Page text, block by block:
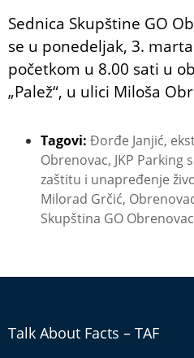
Sednica Skupštine GO
se u ponedeljak, 3.
početkom u 8.00 sati u
„Palež“, u ulici Miloša
Tagovi: Đorđe Janjić,
Obrenovac, JKP Parking
zaštitu i unapređenje
Milorad Grčić,
Skupština GO Obrenovac
Talk About Facts – TAF